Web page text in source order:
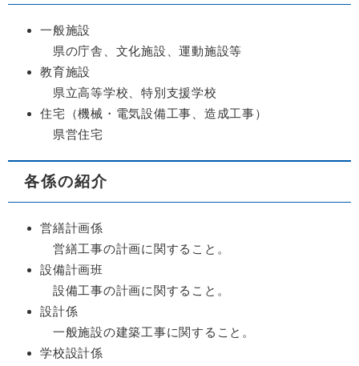
一般施設
県の庁舎、文化施設、運動施設等
教育施設
県立高等学校、特別支援学校
住宅（機械・電気設備工事、造成工事）
県営住宅
各係の紹介
営繕計画係
営繕工事の計画に関すること。
設備計画班
設備工事の計画に関すること。
設計係
一般施設の建築工事に関すること。
学校設計係